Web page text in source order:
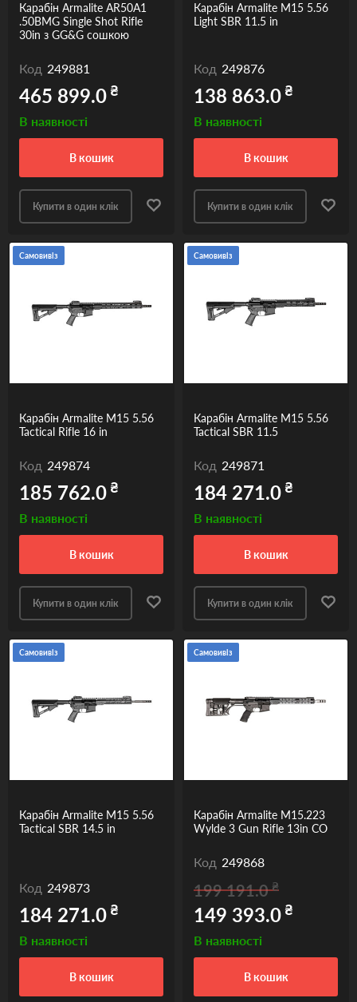
Карабін Armalite AR50A1
.50BMG Single Shot Rifle
30in з GG&G сошкою
Код 249881
465 899.0₴
В наявності
в кошик
Купити в один клік
Карабін Armalite M15 5.56
Light SBR 11.5 in
Код 249876
138 863.0₴
В наявності
в кошик
Купити в один клік
Самовивіз
Карабін Armalite M15 5.56
Tactical Rifle 16 in
Код 249874
185 762.0₴
В наявності
в кошик
Купити в один клік
Самовивіз
Карабін Armalite M15 5.56
Tactical SBR 11.5
Код 249871
184 271.0₴
В наявності
в кошик
Купити в один клік
Самовивіз
Карабін Armalite M15 5.56
Tactical SBR 14.5 in
Код 249873
184 271.0₴
В наявності
в кошик
Самовивіз
Карабін Armalite M15.223
Wylde 3 Gun Rifle 13in CO
Код 249868
199 191.0 ₴
149 393.0₴
В наявності
в кошик